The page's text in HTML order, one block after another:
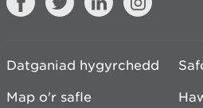
Datganiad hygyrchedd
Map o'r safle